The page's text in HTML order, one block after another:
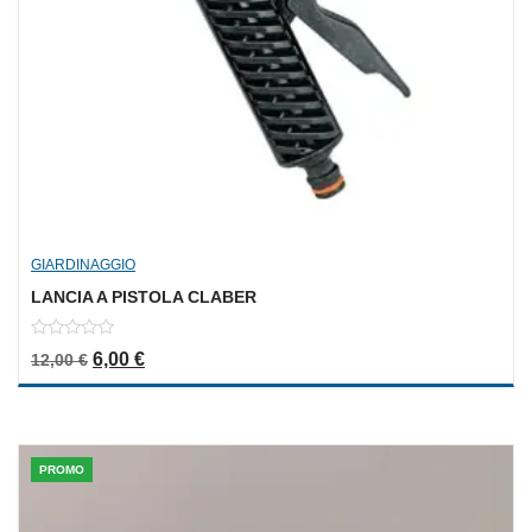
GIARDINAGGIO
LANCIA A PISTOLA CLABER
out
of
12,00€ Il prezzo originale era: 12,00 €.
6,00 €Il prezzo attuale è: 6,00 €.
PROMO